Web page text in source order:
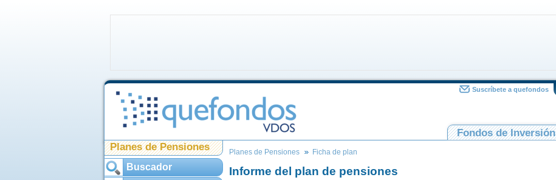
Suscríbete a quefondos
Fondos de Inversión
Planes de Pensiones
Buscador
Planes de Pensiones Ficha de plan
Informe del plan de pensiones